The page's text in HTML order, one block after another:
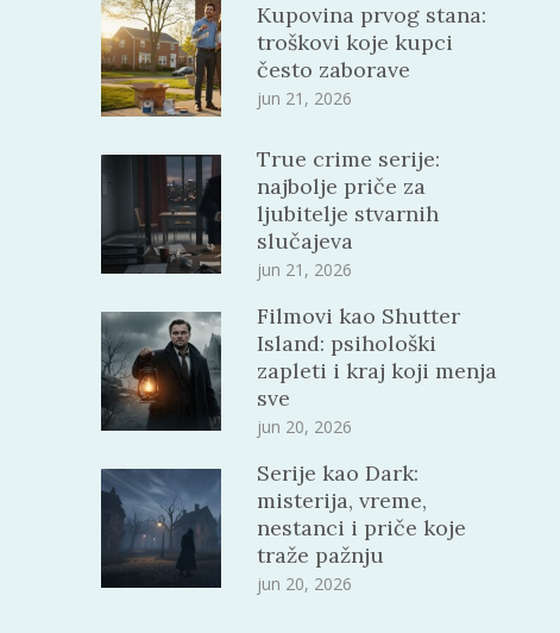
Kupovina prvog stana:
troškovi koje kupci
često zaborave
jun 21, 2026
True crime serije:
najbolje priče za
ljubitelje stvarnih
slučajeva
jun 21, 2026
Filmovi kao Shutter
Island: psihološki
zapleti i kraj koji menja
sve
jun 20, 2026
Serije kao Dark:
misterija, vreme,
nestanci i priče koje
traže pažnju
jun 20, 2026